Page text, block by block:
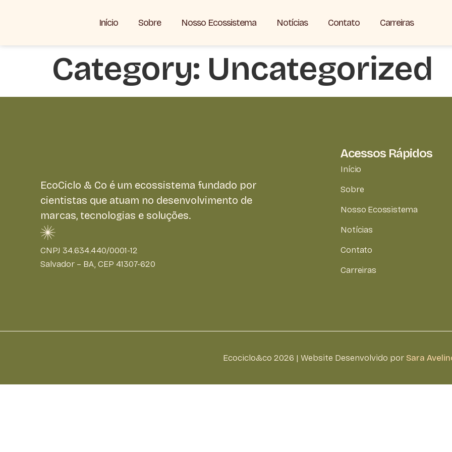
Início Sobre Nosso Ecossistema Notícias Contato Carreiras
Category: Uncategorized
EcoCiclo & Co é um ecossistema fundado por
cientistas que atuam no desenvolvimento de
marcas, tecnologias e soluções.
CNPJ 34.634.440/0001-12
Salvador – BA, CEP 41307-620
Acessos Rápidos
Início
Sobre
Nosso Ecossistema
Notícias
Contato
Carreiras
Ecociclo&co 2026 | Website Desenvolvido por Sara